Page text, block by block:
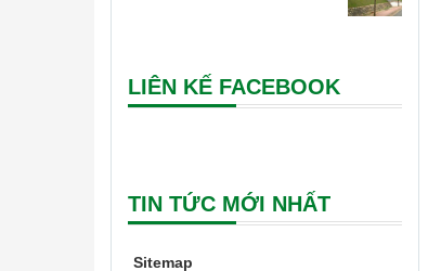
LIÊN KẾ FACEBOOK
TIN TỨC MỚI NHẤT
Sitemap